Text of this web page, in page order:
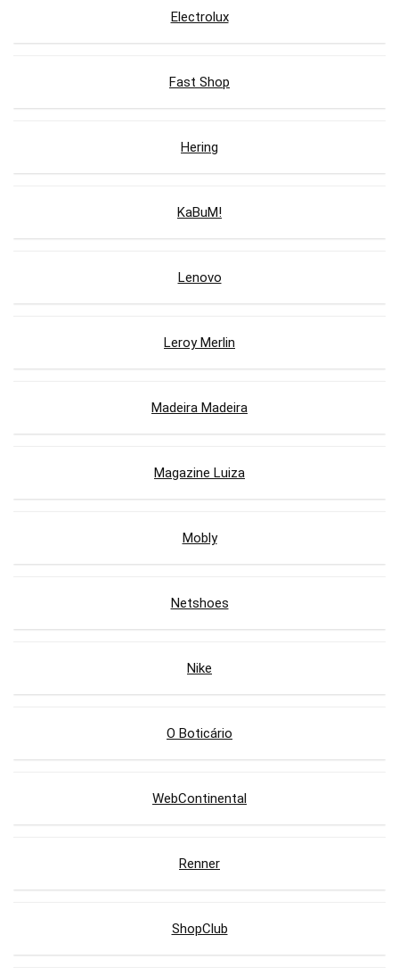
Electrolux
Fast Shop
Hering
KaBuM!
Lenovo
Leroy Merlin
Madeira Madeira
Magazine Luiza
Mobly
Netshoes
Nike
O Boticário
WebContinental
Renner
ShopClub